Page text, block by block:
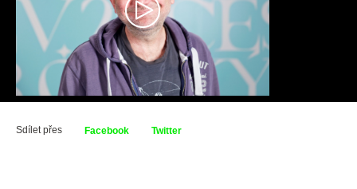
Sdílet přes Facebook Twitter